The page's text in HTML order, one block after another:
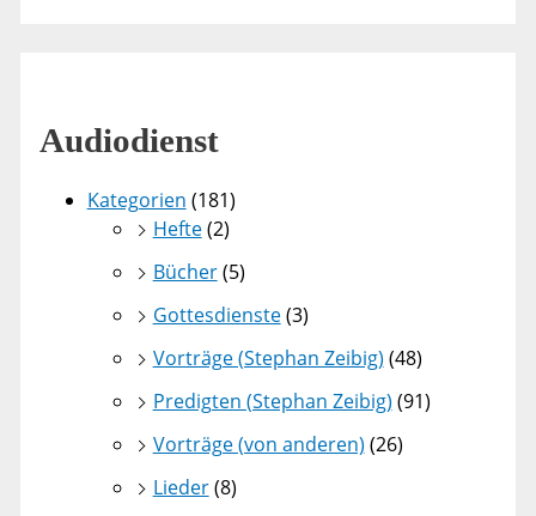
Audiodienst
Kategorien (181)
Hefte(2)
Bücher(5)
Gottesdienste(3)
Vorträge (Stephan Zeibig) (48)
Predigten (Stephan Zeibig) (91)
Vorträge (von anderen) (26)
Lieder(8)